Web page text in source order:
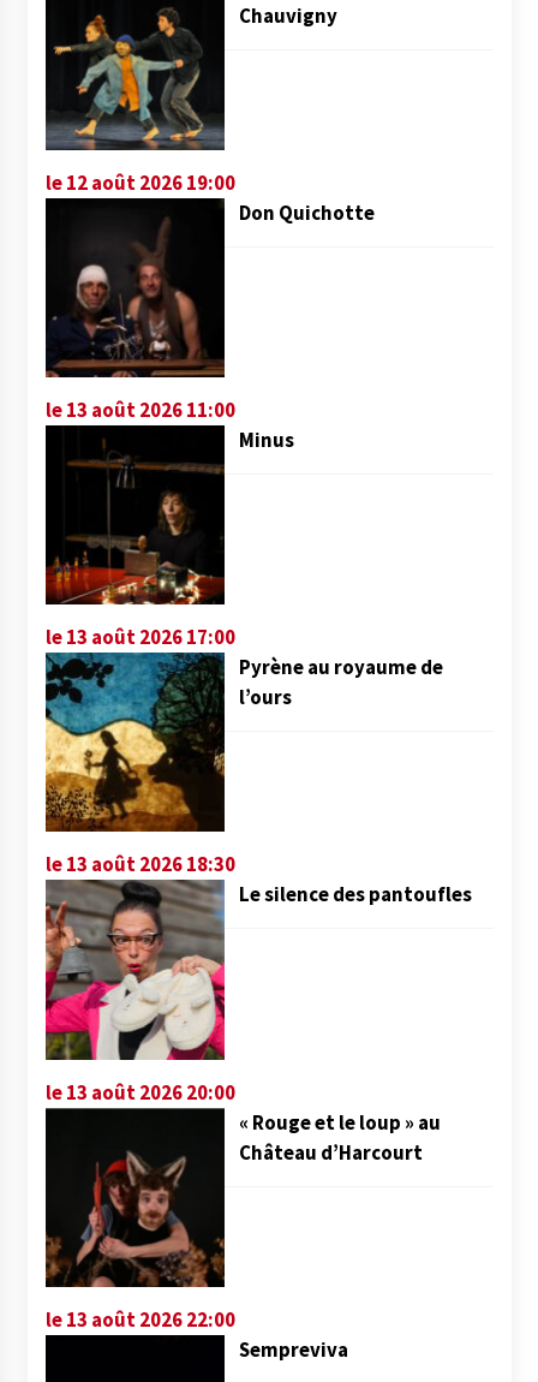
Chauvigny
le 12 août 2026 19:00
Don Quichotte
le 13 août 2026 11:00
Minus
le 13 août 2026 17:00
Pyrène au royaume de
l’ours
le 13 août 2026 18:30
Le silence des pantoufles
le 13 août 2026 20:00
« Rouge et le loup » au
Château d’Harcourt
le 13 août 2026 22:00
Sempreviva